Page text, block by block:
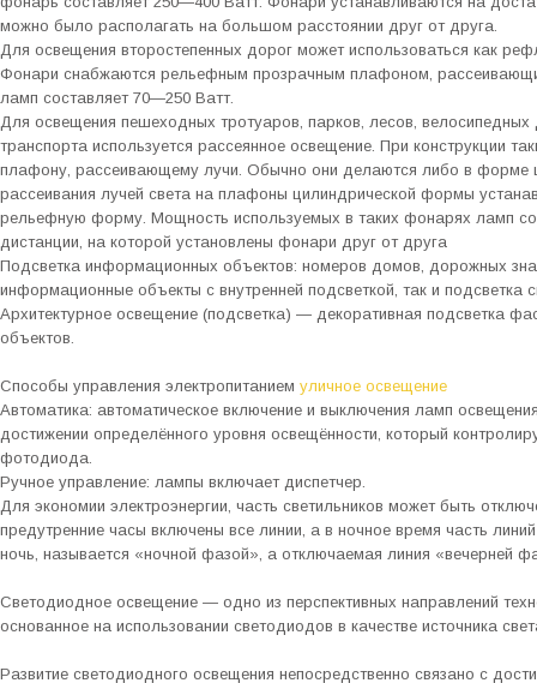
можно было располагать на большом расстоянии друг от друга.
Для освещения второстепенных дорог может использоваться как
Фонари снабжаются рельефным прозрачным плафоном,
ламп составляет 70—250 Ватт.
Для освещения пешеходных тротуаров, парков, лесов,
транспорта используется рассеянное освещение. При конструкции
плафону, рассеивающему лучи. Обычно они делаются либо в
рассеивания лучей света на плафоны цилиндрической формы
рельефную форму. Мощность используемых в таких фонарях ламп
дистанции, на которой установлены фонари друг от друга
Подсветка информационных объектов: номеров домов, дорожных
информационные объекты с внутренней подсветкой, так и
Архитектурное освещение (подсветка) — декоративная подсветка
объектов.
Способы управления электропитанием уличное освещение
Автоматика: автоматическое включение и выключения ламп
достижении определённого уровня освещённости, который
фотодиода.
Ручное управление: лампы включает диспетчер.
Для экономии электроэнергии, часть светильников может быть
предутренние часы включены все линии, а в ночное время часть
ночь, называется «ночной фазой», а отключаемая линия «вечерней
Светодиодное освещение — одно из перспективных направлений
основанное на использовании светодиодов в качестве источника
Развитие светодиодного освещения непосредственно связано с